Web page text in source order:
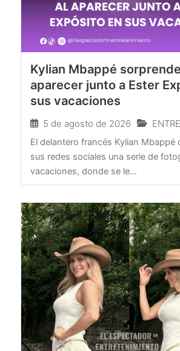
Kylian Mbappé
aparecer junto a Ester
5 de agosto de 2026
El delantero francés Kylian Mbappé
sus redes sociales una serie de
vacaciones, donde se le...